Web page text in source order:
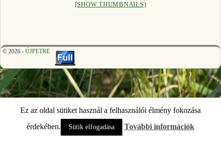
[SHOW THUMBNAILS]
© 2026 - ÚJPETRE
Ez az oldal sütiket használ a felhasználói élmény fokozása
érdekében.
Sütik elfogadása További információk